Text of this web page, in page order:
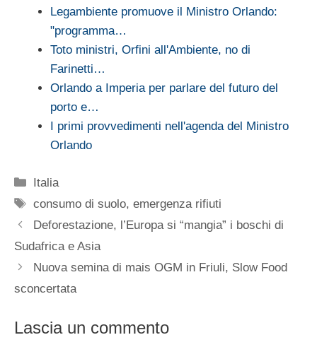
Legambiente promuove il Ministro Orlando:
"programma…
Toto ministri, Orfini all'Ambiente, no di
Farinetti…
Orlando a Imperia per parlare del futuro del
porto e…
I primi provvedimenti nell'agenda del Ministro
Orlando
Categorie
Italia
Tag
consumo di suolo,emergenza rifiuti
Deforestazione, l’Europa si “mangia” i boschi di
Sudafrica e Asia
Nuova semina di mais OGM in Friuli, Slow Food
sconcertata
Lascia un commento